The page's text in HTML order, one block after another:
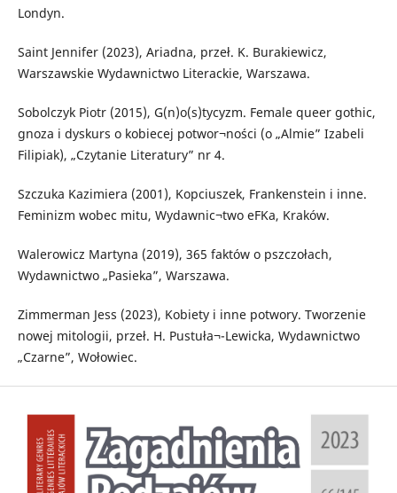
Londyn.
Saint Jennifer (2023), Ariadna, przeł. K. Burakiewicz,
Warszawskie Wydawnictwo Literackie, Warszawa.
Sobolczyk Piotr (2015), G(n)o(s)tycyzm. Female queer gothic,
gnoza i dyskurs o kobiecej potwor¬ności (o „Almie” Izabeli
Filipiak), „Czytanie Literatury” nr 4.
Szczuka Kazimiera (2001), Kopciuszek, Frankenstein i inne.
Feminizm wobec mitu, Wydawnic¬two eFKa, Kraków.
Walerowicz Martyna (2019), 365 faktów o pszczołach,
Wydawnictwo „Pasieka”, Warszawa.
Zimmerman Jess (2023), Kobiety i inne potwory. Tworzenie
nowej mitologii, przeł. H. Pustuła¬-Lewicka, Wydawnictwo
„Czarne”, Wołowiec.